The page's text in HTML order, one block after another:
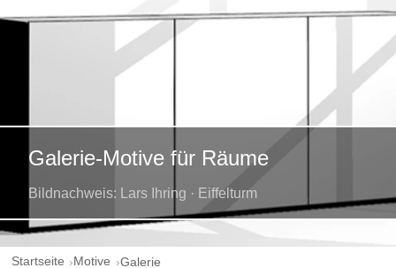
Galerie-Motive für Räume
Bildnachweis: Lars Ihring · Eiffelturm
Startseite Motive Galerie